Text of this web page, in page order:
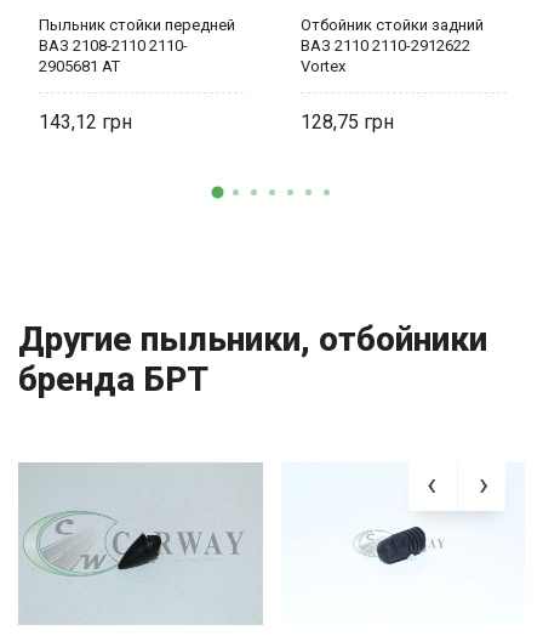
Пыльник стойки передней
ВАЗ 2108-2110 2110-
2905681 AT
143,12
Отбойник стойки задний
ВАЗ 2110 2110-2912622
Vortex
128,75
Другие пыльники, отбойники
бренда БРТ